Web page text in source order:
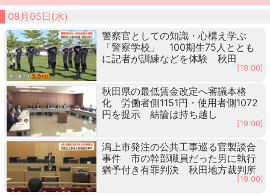
08月05日(水)
警察官としての知識・心構え学ぶ
「警察学校」 100期生75人ととも
に記者が訓練などを体験 秋田
[19:00]
秋田県の最低賃金改定へ審議本格
化 労働者側1151円・使用者側1072
円を提示 結論は持ち越し
[19:00]
潟上市発注の公共工事巡る官製談合
事件 市の幹部職員だった男に執行
猶予付き有罪判決 秋田地方裁判所
[19:00]